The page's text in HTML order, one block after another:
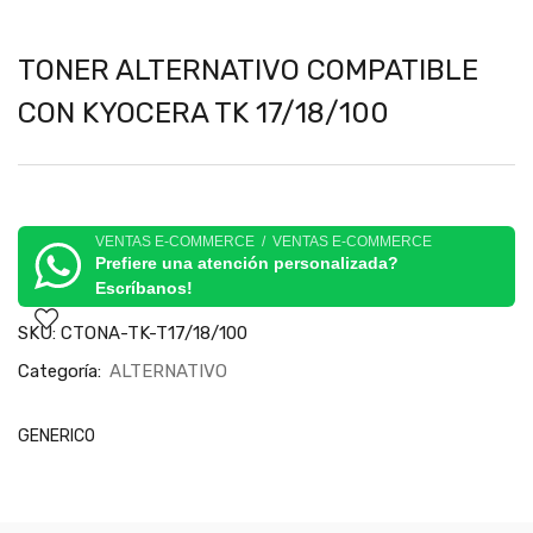
TONER ALTERNATIVO COMPATIBLE
CON KYOCERA TK 17/18/100
VENTAS E-COMMERCE / VENTAS E-COMMERCE
Prefiere una atención personalizada?
Escríbanos!
SKU: CTONA-TK-T17/18/100
Categoría: ALTERNATIVO
GENERICO